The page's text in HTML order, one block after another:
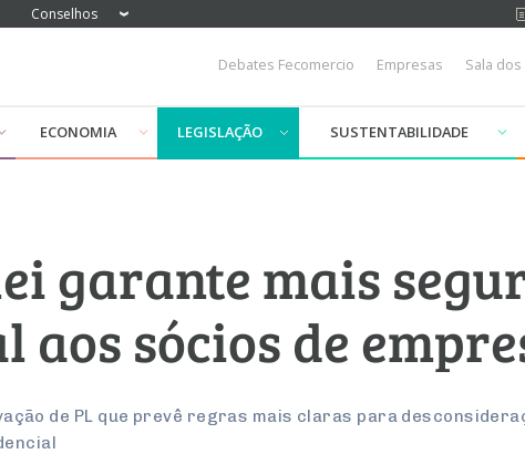
Conselhos
Debates Fecomercio Empresas Sala
ECONOMIA LEGISLAÇÃO SUSTENTABILIDADE
garante mais
sócios de
de PL que prevê regras mais claras para